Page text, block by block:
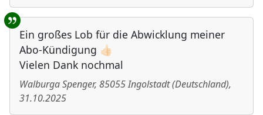
Ein großes Lob für die Abwicklung meiner
Abo-Kündigung 👍🏻
Vielen Dank nochmal
Walburga Spenger, 85055Ingolstadt(Deutschland),
31.10.2025